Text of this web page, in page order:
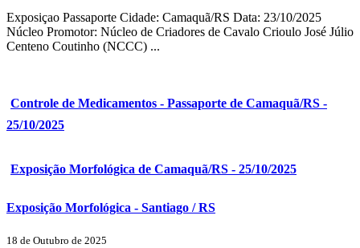
Exposiçao Passaporte Cidade: Camaquã/RS Data: 23/10/2025
Núcleo Promotor: Núcleo de Criadores de Cavalo Crioulo José Júlio
Centeno Coutinho (NCCC) ...
Controle de Medicamentos - Passaporte de Camaquã/RS -
25/10/2025
Exposição Morfológica de Camaquã/RS - 25/10/2025
Exposição Morfológica - Santiago / RS
18 de Outubro de 2025